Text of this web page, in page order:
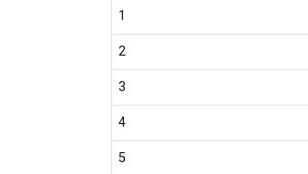
1
2
3
4
5